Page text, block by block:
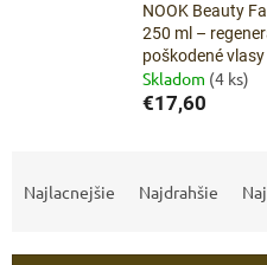
NOOK Beauty
250 ml –
poškodené vlasy
Skladom (4 ks)
€17,60
Najlacnejšie Najdrahšie